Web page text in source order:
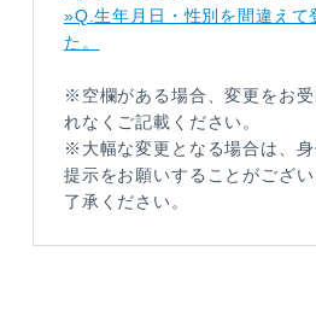
»Q.生年月日・性別を間違えて
た。
※空欄がある場合、変更をお
れなくご記載ください。
※大幅な変更となる場合は、
提示をお願いすることがござ
了承ください。